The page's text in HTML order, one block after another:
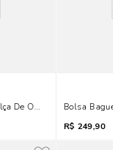
De Ombro Off White
Bolsa
R$ 249,90